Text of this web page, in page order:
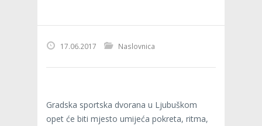
17.06.2017 Naslovnica
Gradska sportska dvorana u Ljubuškom
opet će biti mjesto umijeća pokreta, ritma,